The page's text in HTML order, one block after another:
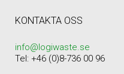
KONTAKTA OSS
info@logiwaste.se
Tel: +46 (0)8-736 00 96